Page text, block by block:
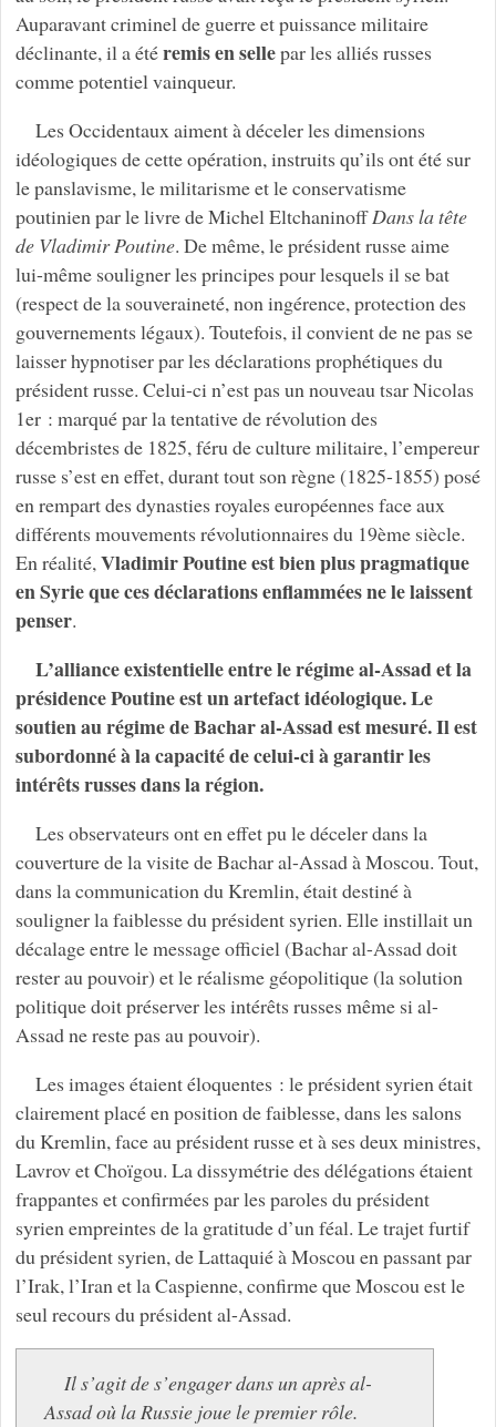
Auparavant criminel de guerre et puissance militaire
déclinante, il a étéremis en sellepar les alliés russes
comme potentiel vainqueur.
Les Occidentaux aiment à déceler les dimensions
idéologiques de cette opération, instruits qu’ils ont été sur
le panslavisme, le militarisme et le conservatisme
poutinien par le livre de Michel EltchaninoffDans la tête
de Vladimir Poutine. De même, le président russe aime
lui-même souligner les principes pour lesquels il se bat
(respect de la souveraineté, non ingérence, protection des
gouvernements légaux). Toutefois, il convient de ne pas se
laisser hypnotiser par les déclarations prophétiques du
président russe. Celui-ci n’est pas un nouveau tsar Nicolas
1er : marqué par la tentative de révolution des
décembristes de 1825, féru de culture militaire, l’empereur
russe s’est en effet, durant tout son règne (1825-1855) posé
en rempart des dynasties royales européennes face aux
différents mouvements révolutionnaires du 19ème siècle.
En réalité,Vladimir Poutine est bien plus pragmatique
en Syrie que ces déclarations enflammées ne le laissent
penser.
L’alliance existentielle entre le régime al-Assad et la
présidence Poutine est un artefact idéologique. Le
soutien au régime de Bachar al-Assad est mesuré. Il est
subordonné à la capacité de celui-ci à garantir les
intérêts russes dans la région.
Les observateurs ont en effet pu le déceler dans la
couverture de la visite de Bachar al-Assad à Moscou. Tout,
dans la communication du Kremlin, était destiné à
souligner la faiblesse du président syrien. Elle instillait un
décalage entre le message officiel (Bachar al-Assad doit
rester au pouvoir) et le réalisme géopolitique (la solution
politique doit préserver les intérêts russes même si al-
Assad ne reste pas au pouvoir).
Les images étaient éloquentes : le président syrien était
clairement placé en position de faiblesse, dans les salons
du Kremlin, face au président russe et à ses deux ministres,
Lavrov et Choïgou. La dissymétrie des délégations étaient
frappantes et confirmées par les paroles du président
syrien empreintes de la gratitude d’un féal. Le trajet furtif
du président syrien, de Lattaquié à Moscou en passant par
l’Irak, l’Iran et la Caspienne, confirme que Moscou est le
seul recours du président al-Assad.
Il s’agit de s’engager dans un après al-
Assad où la Russie joue le premier rôle.